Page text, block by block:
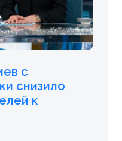
с
снизило
к